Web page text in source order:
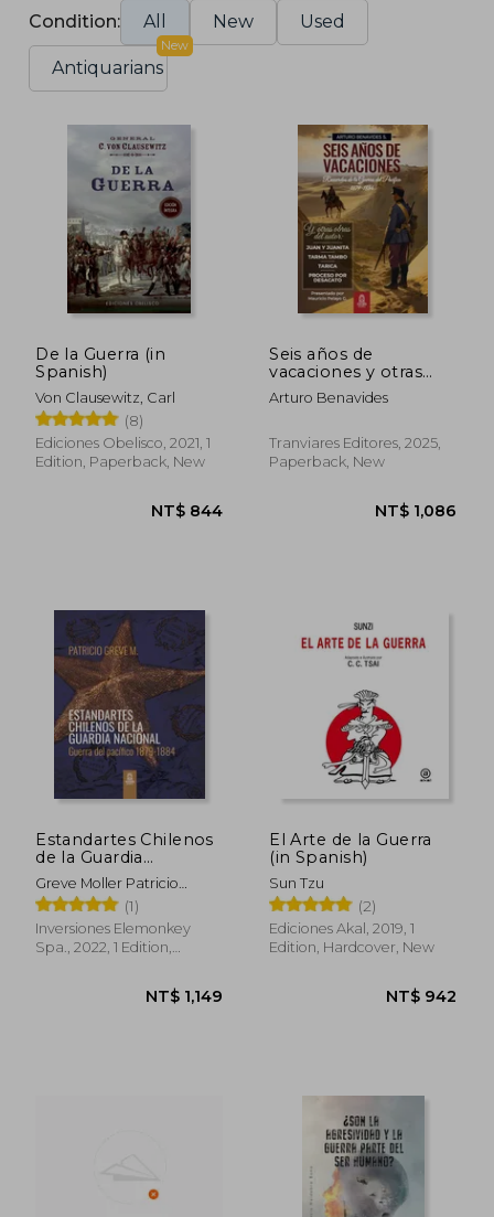
Condition: All New Used
Antiquarians
New
De la Guerra (in
Spanish)
Von Clausewitz, Carl
(8)
Ediciones Obelisco, 2021, 1
Edition, Paperback, New
NT$ 844
Seis años de
vacaciones y otras
obras de Arturo
Benavides (in
Arturo Benavides
Tranviares Editores, 2025,
Paperback, New
Estandartes Chilenos
de la Guardia
Nacional. Guerra del
Pacífico 1879-1884.
FULL COLOR. (in
Spanish)
Greve Moller Patricio
Roberto
(1)
Inversiones Elemonkey
Spa., 2022, 1 Edition,
El Arte de la Guerra
(in Spanish)
Sun Tzu
(2)
Ediciones Akal, 2019, 1
Edition, Hardcover, New